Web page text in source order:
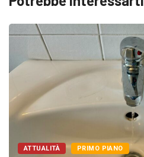
ATTUALITÀ PRIMO PIANO